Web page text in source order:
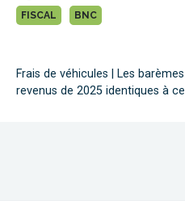
FISCAL BNC
Frais de véhicules | Les
revenus de 2025 identiques à